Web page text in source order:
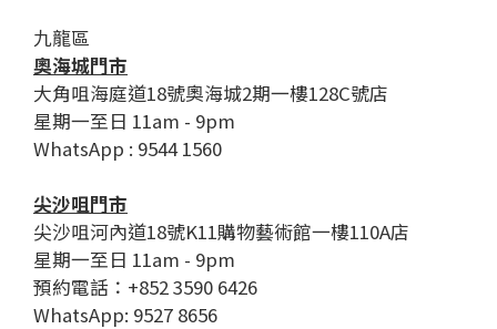
九龍區
奧海城門市
大角咀海庭道18號奧海城2期一樓128C號店
星期一至日 11am - 9pm
WhatsApp : 9544 1560
尖沙咀門市
尖沙咀河內道18號K11購物藝術館一樓110A店
星期一至日 11am - 9pm
預約電話：+852 3590 6426
WhatsApp: 9527 8656